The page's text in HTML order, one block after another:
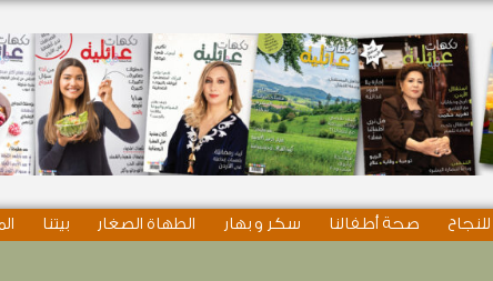
صحة أطفالنا سكر و بهار الطهاة الصغار بيتنا